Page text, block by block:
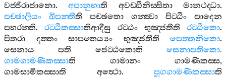
වජ‍්ජිරාජානො.අපානුභාති අවඩ‍්ඪිනිස‍්සිතා මානථද‍්ධා.
පච‍්ඡාලියං
ඛිපන‍්තීති පච‍්ඡතො ගන‍්ත්‍වා පිට‍්ඨිං
පාදෙන
පහරන‍්ති.රට‍්ඨිකස‍්සාතිආදීසු රට‍්ඨං භුඤ‍්ජතීති රට‍්ඨිකො.
පිතරා
දත‍්තං සාපතෙය්‍යං භුඤ‍්ජතීති පෙත‍්තනිකො.
සෙනාය
පති ජෙට‍්ඨකොති සෙනාපතිකො.
ගාමගාමණිකස‍්සාති ගාමානං ගාමණිකස‍්ස,
ගාමසාමිකස‍්සාති
අත්‍ථො. පූගගාමණිකස‍්සාති